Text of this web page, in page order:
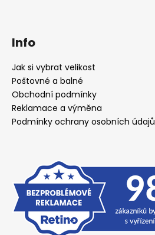
Info
Jak si vybrat velikost
Poštovné a balné
Obchodní podmínky
Reklamace a výměna
Podmínky ochrany osobních údajů